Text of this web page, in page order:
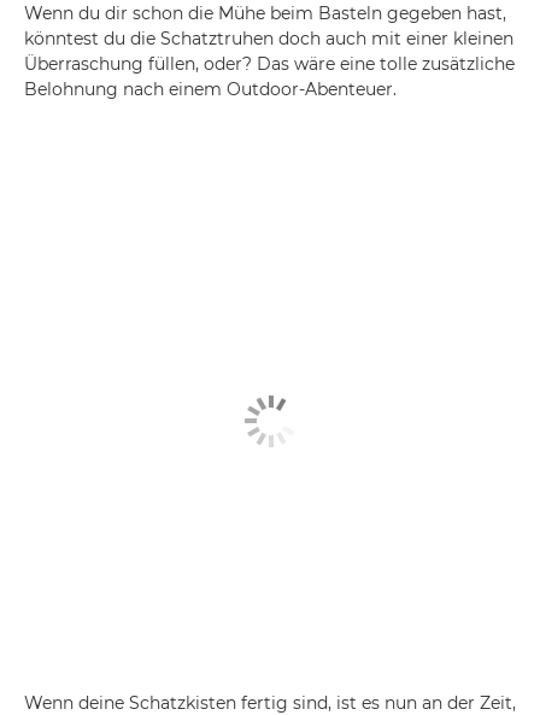
Wenn du dir schon die Mühe beim Basteln gegeben hast,
könntest du die Schatztruhen doch auch mit einer kleinen
Überraschung füllen, oder? Das wäre eine tolle zusätzliche
Belohnung nach einem Outdoor-Abenteuer.
Wenn deine Schatzkisten fertig sind, ist es nun an der Zeit,